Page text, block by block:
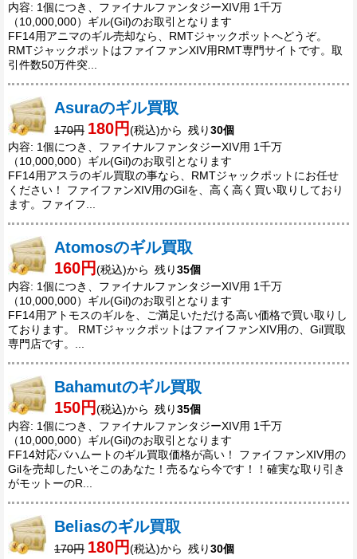
内容: 1個につき、ファイナルファンタジーXIV用 1千万
（10,000,000）ギル(Gil)のお取引となります
FF14用アニマのギル売却なら、RMTジャックポットへどうぞ。
RMTジャックポットはファイファンXIV用RMT専門サイトです。取
引件数50万件突...
Asuraのギル買取
170円 180円(税込)から 残り30個
内容: 1個につき、ファイナルファンタジーXIV用 1千万
（10,000,000）ギル(Gil)のお取引となります
FF14用アスラのギル買取の事なら、RMTジャックポットにお任せ
ください！ ファイファンXIV用のGilを、高く高く買い取りしており
ます。ファイフ...
Atomosのギル買取
160円(税込)から 残り35個
内容: 1個につき、ファイナルファンタジーXIV用 1千万
（10,000,000）ギル(Gil)のお取引となります
FF14用アトモスのギルを、ご満足いただける高い価格で買い取りし
ております。 RMTジャックポットはファイファンXIV用の、Gil買取
専門店です。...
Bahamutのギル買取
150円(税込)から 残り35個
内容: 1個につき、ファイナルファンタジーXIV用 1千万
（10,000,000）ギル(Gil)のお取引となります
FF14対応バハムートのギル買取価格が高い！ ファイファンXIV用の
Gilを売却したいそこのあなた！売るなら今です！！確実な取り引き
がモットーのR...
Beliasのギル買取
170円 180円(税込)から 残り30個